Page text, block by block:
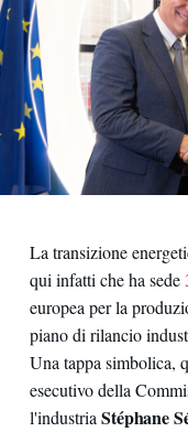
La transizione
qui infatti che ha sede
europea per la
piano di rilancio
Una tappa simbolica,
esecutivo della
l'industria Stéphane